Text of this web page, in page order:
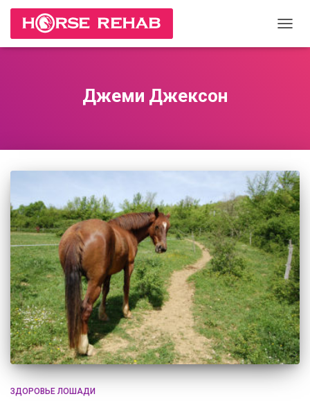
Джеми Джексон
ЗДОРОВЬЕ ЛОШАДИ